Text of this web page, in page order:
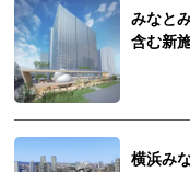
みなと
含む新
横浜み